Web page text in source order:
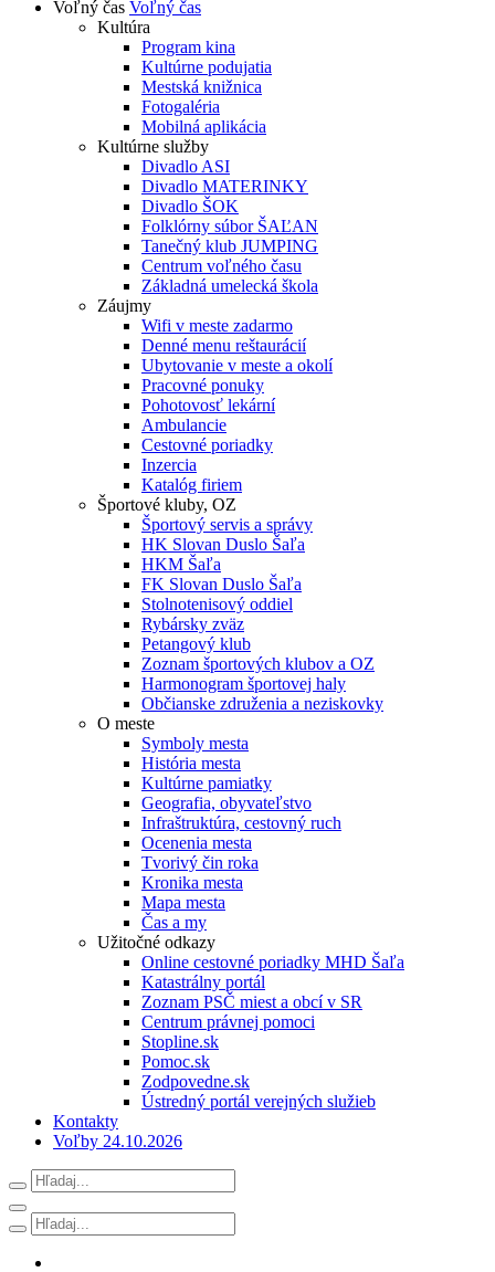
Voľný čas Voľný čas
Kultúra
Program kina
Kultúrne podujatia
Mestská knižnica
Fotogaléria
Mobilná aplikácia
Kultúrne služby
Divadlo ASI
Divadlo MATERINKY
Divadlo ŠOK
Folklórny súbor ŠAĽAN
Tanečný klub JUMPING
Centrum voľného času
Základná umelecká škola
Záujmy
Wifi v meste zadarmo
Denné menu reštaurácií
Ubytovanie v meste a okolí
Pracovné ponuky
Pohotovosť lekární
Ambulancie
Cestovné poriadky
Inzercia
Katalóg firiem
Športové kluby, OZ
Športový servis a správy
HK Slovan Duslo Šaľa
HKM Šaľa
FK Slovan Duslo Šaľa
Stolnotenisový oddiel
Rybársky zväz
Petangový klub
Zoznam športových klubov a OZ
Harmonogram športovej haly
Občianske združenia a neziskovky
O meste
Symboly mesta
História mesta
Kultúrne pamiatky
Geografia, obyvateľstvo
Infraštruktúra, cestovný ruch
Ocenenia mesta
Tvorivý čin roka
Kronika mesta
Mapa mesta
Čas a my
Užitočné odkazy
Online cestovné poriadky MHD Šaľa
Katastrálny portál
Zoznam PSČ miest a obcí v SR
Centrum právnej pomoci
Stopline.sk
Pomoc.sk
Zodpovedne.sk
Ústredný portál verejných služieb
Kontakty
Voľby 24.10.2026